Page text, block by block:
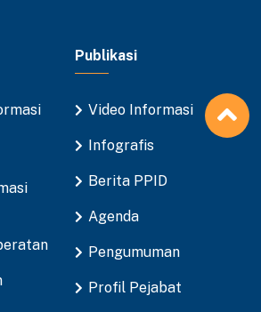
Publikasi
Video Informasi
Infografis
Berita PPID
Agenda
Pengumuman
Profil Pejabat